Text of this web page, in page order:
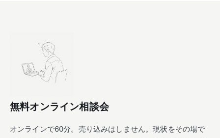
無料オンライン相談会
オンラインで60分。売り込みはしません。現状をその場で